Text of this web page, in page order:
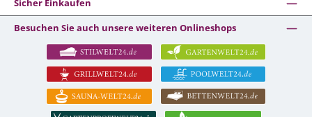
Sicher Einkaufen
Besuchen Sie auch unsere weiteren Onlineshops